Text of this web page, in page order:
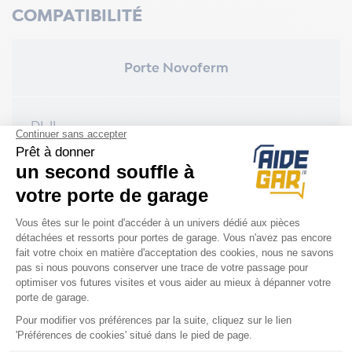
COMPATIBILITÉ
Porte Novoferm
DL IL
OD IL
NOS DERNIERS AVIS PRODUITS
4.8/5